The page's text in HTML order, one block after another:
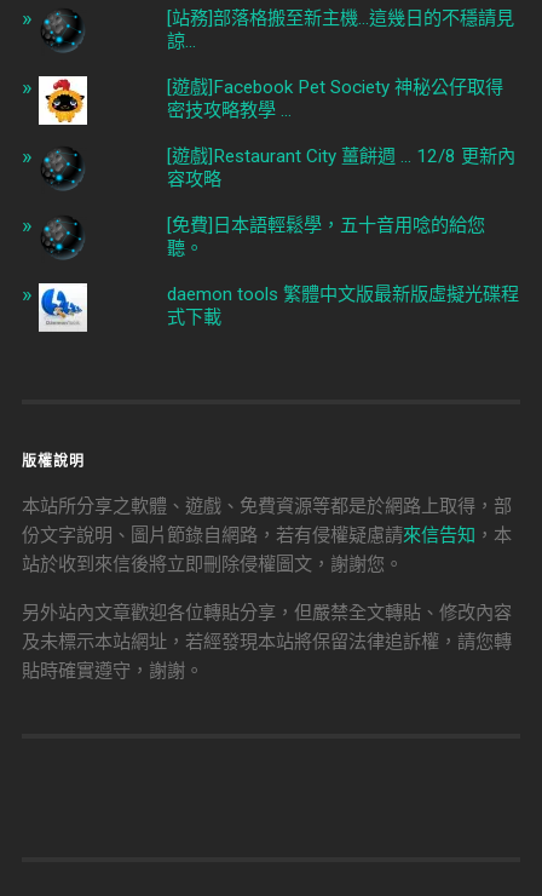
[站務]部落格搬至新主機...這幾日的不穩請見
諒...
[遊戲]Facebook Pet Society 神秘公仔取得
密技攻略教學 ...
[遊戲]Restaurant City 薑餅週 ... 12/8 更新內
容攻略
[免費]日本語輕鬆學，五十音用唸的給您
聽。
daemon tools 繁體中文版最新版虛擬光碟程
式下載
版權說明
本站所分享之軟體、遊戲、免費資源等都是於網路上取得，部
份文字說明、圖片節錄自網路，若有侵權疑慮請來信告知 ，本
站於收到來信後將立即刪除侵權圖文，謝謝您。
另外站內文章歡迎各位轉貼分享，但嚴禁全文轉貼、修改內容
及未標示本站網址，若經發現本站將保留法律追訴權，請您轉
貼時確實遵守，謝謝。